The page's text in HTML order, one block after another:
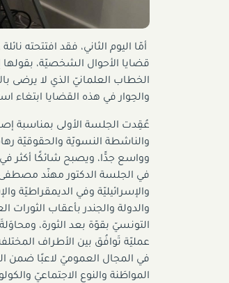
أمّا اليوم الثاني، فقد افتتحته
قضايا الأحوال الشخصيّة،
الخطاب العلمانيّ الذي لا يرضى
والحِوار في هذه القضايا ابتغاء
عُقِدت الجلسة الأولى بمناسبة
والناشطة النسويّة والحقوقيّة
وواسع جدًّا، ويصبح شائكًا أكثر في
في الجلسة الدكتور مهنّد
والإسرائيليّة وفي الديمقراطيّة
والدولة والجندر بأعقاب
التونسيّ بقوّة بعد الثورة،
عمليّة تَوافُق بين الأطراف
في المجال العموميّ لاعبًا ضمن
المواطَنة والنوع الاجتماعيّ